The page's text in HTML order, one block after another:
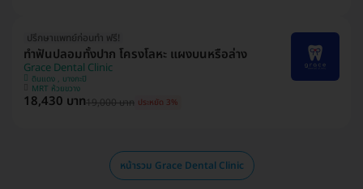
ปรึกษาแพทย์ก่อนทำ ฟรี!
ทำฟันปลอมทั้งปาก โครงโลหะ แผงบนหรือล่าง
Grace Dental Clinic
ดินแดง , บางกะปิ
MRT ห้วยขวาง
18,430 บาท19,000 บาท ประหยัด 3%
หน้ารวม Grace Dental Clinic